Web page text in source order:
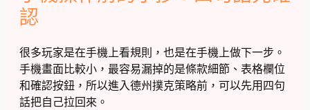
認
很多玩家是在手機上看規則，也是在手機上做下一步。
手機畫面比較小，最容易漏掉的是條款細節、表格欄位
和確認按鈕，所以進入德州撲克策略前，可以先用四句
話把自己拉回來。